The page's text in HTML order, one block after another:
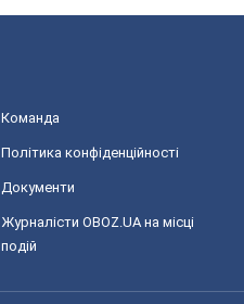
Команда
Політика конфіденційності
Документи
Журналісти OBOZ.UA на місці
подій